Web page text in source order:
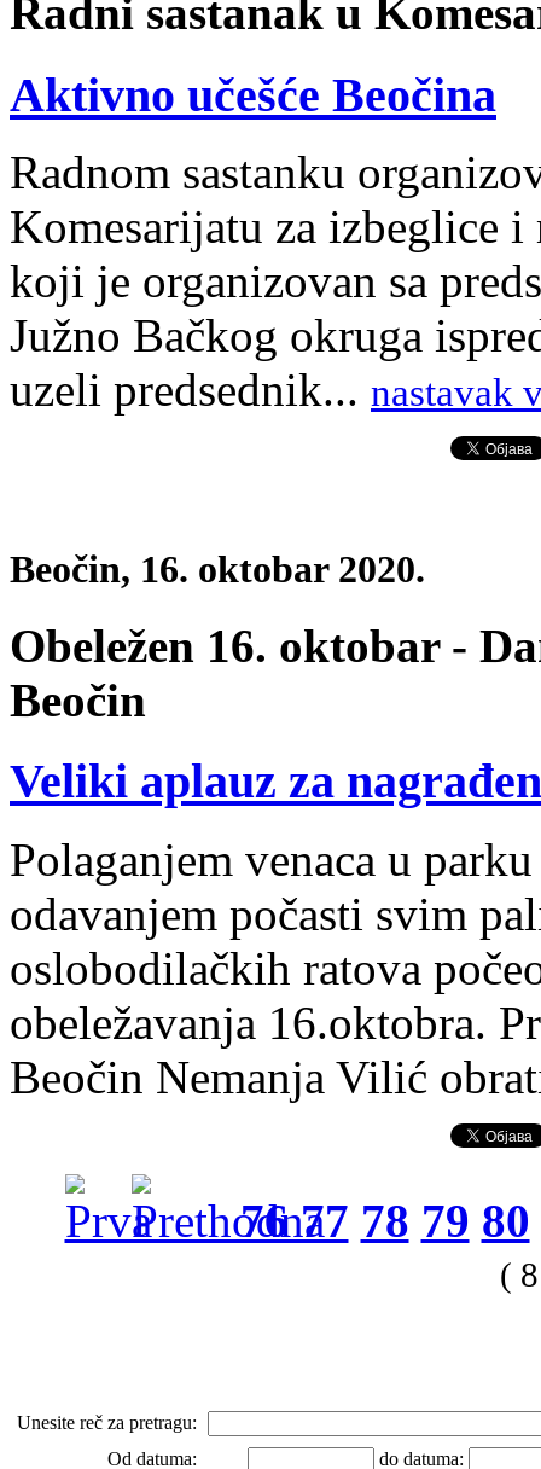
Radni sastanak u
Aktivno učešće Beočina
Radnom sastanku
Komesarijatu za izbeglice
koji je organizovan sa
Južno Bačkog okruga
uzeli predsednik... nastavak
Beočin, 16. oktobar 2020.
Obeležen 16. oktobar -
Beočin
Veliki aplauz za
Polaganjem venaca u
odavanjem počasti svim
oslobodilačkih ratova
obeležavanja 16.oktobra.
Beočin Nemanja Vilić
76 77 78 79 80
(
Unesite reč za pretragu:
Od datuma:
do datuma: